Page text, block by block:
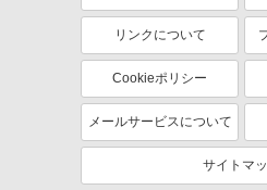
週2～3日勤務OK
服
オープニングスタッフ
リンクについて
Cookieポリシー
メールサービスについて
サイトマ